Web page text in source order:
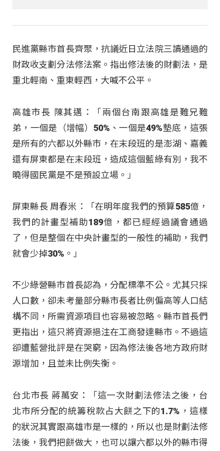
民進黨縣市首長齊聚，抗議近日立法院三讀通過的
財政收支劃分法修法案。指出修法後的財劃法，是
重北輕南、重東輕西，大喊不公平。
高雄市長 陳其邁：「兩個台南跟高雄是難兄難
弟，一個是（增幅）50%、一個是49%墊底，這張
是所有的六都以外縣市，在末段班的是澎湖、嘉義
還有屏東都是在末段班，造成這個藍綠有別，我不
曉得國民黨是不是預設立場。」
屏東縣長 周春米：「在明年度我們的預算585億，
我們的計畫型補助189億，都已經經過議會通過
了，但是整個在中央計畫型的一般性的補助，我們
就會少掉30%。」
不少綠營縣市首長認為，分配標準不公。尤其只採
人口數，卻未考量部分縣市長者比例偏高等人口結
構不同，所需資源項目也容易被忽略。縣市首長們
更指出，這只將資源挹注在工商發達縣市。不過這
卻遭藍營批評是在哭窮，因為修法後各地方政府財
源增加，且並未比例失衡。
台北市長 蔣萬安：「這一次財劃法修法之後，台
北市所分配的統籌稅款占大餅之下的1.7%，這樣
的狀況其實跟高雄市是一樣的，所以也是財劃法修
法後，我們把餅做大，也可以讓六都以外的縣市得